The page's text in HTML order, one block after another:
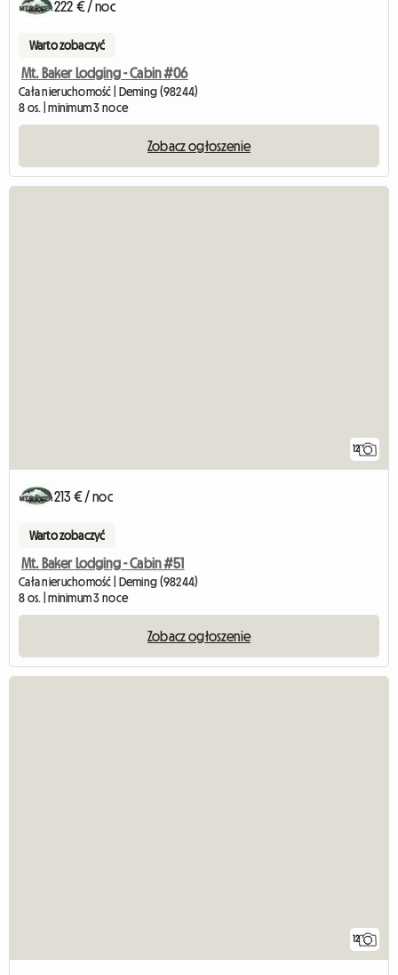
222 € / noc
Warto zobaczyć
Mt. Baker Lodging - Cabin #06
Cała nieruchomość | Deming (98244)
8 os. | minimum 3 noce
Zobacz ogłoszenie
12
213 € / noc
Warto zobaczyć
Mt. Baker Lodging - Cabin #51
Cała nieruchomość | Deming (98244)
8 os. | minimum 3 noce
Zobacz ogłoszenie
12